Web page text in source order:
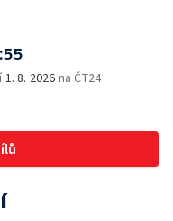
1. 8. 2026 na ČT24